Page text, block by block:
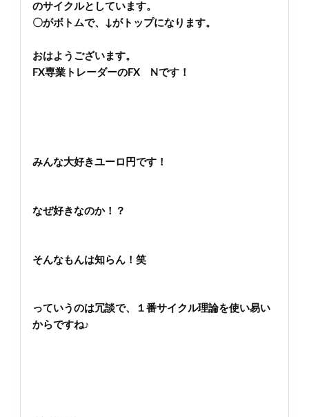
のサイクルとしています。
〇がボトムで、↓がトップになります。
おはようございます。
FX専業トレーダーのFX Nです！
みんな大好きユーロ円です！
なぜ好きなのか！？
そんなもんは知らん！笑
っていうのは冗談で、１番サイクル理論を使い易い
からですね♪